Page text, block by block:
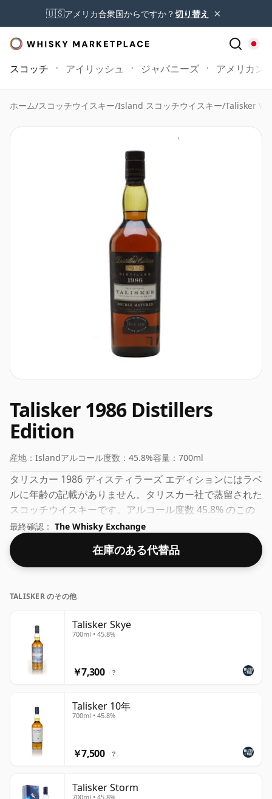
🇺🇸アメリカ合衆国からですか？切り替え ×
スコッチ アイリッシュ ジャパニーズ アメリカン
ホーム/スコッチウイスキー/Island スコッチウイスキー/Talisker
Talisker 1986 Distillers
Edition
産地： Islandアルコール度数： 45.8%容量： 700ml
タリスカー 1986 ディスティラーズ エディションにはラベ
ルに年齢の記載がありません。タリスカー社で蒸留された
スコッチウイスキーです。アルコール度数 45.8% のこの
ウイスキーは、最適な飲み頃の濃さで瓶詰めされていま
す。そのままでも、水を垂らしてもお召し上がりいただけ
ます。
最終確認： The Whisky Exchange
在庫のある代替品
TALISKER のその他
Talisker Skye
700ml • 45.8%
￥7,300 ?
Talisker 10年
700ml • 45.8%
￥7,500 ?
Talisker Storm
700ml • 45.8%